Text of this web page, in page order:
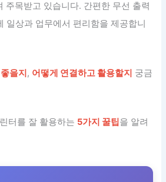
주목받고 있습니다. 간편한 무선 출력
일상과 업무에서 편리함을 제공합니
을지, 어떻게 연결하고 활용할지 궁금
터를 잘 활용하는 5가지 꿀팁을 알려